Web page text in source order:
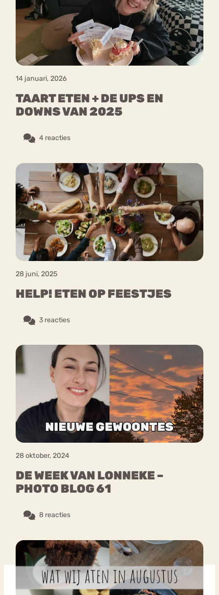
14 januari, 2026
TAART ETEN + DE UPS EN
DOWNS VAN 2025
4 reacties
28 juni, 2025
HELP! ETEN OP FEESTJES
3 reacties
28 oktober, 2024
DE WEEK VAN LONNEKE –
PHOTO BLOG 61
8 reacties
Chat
Forum
Bouli
mia
Nerv
osa
Eetstoornis Anorexia Nervosa
Eetbuien
Orthorexia
Afvallen Angst